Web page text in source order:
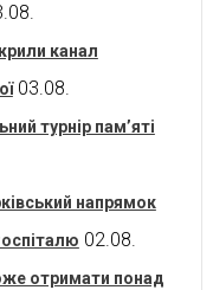
канал
03.08.
турнір пам’яті
напрямок
02.08.
отримати понад